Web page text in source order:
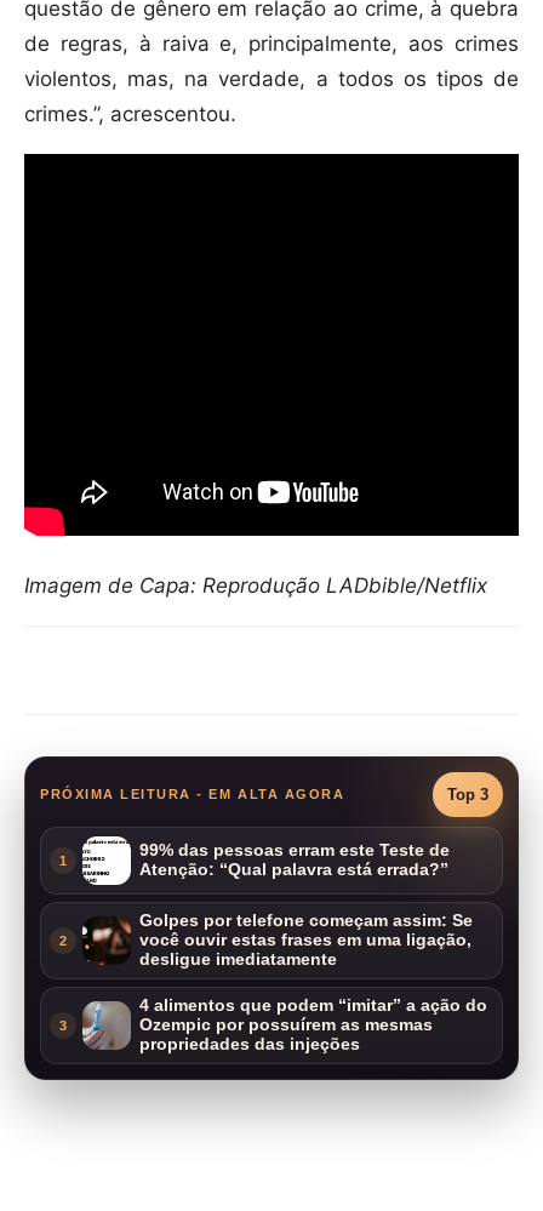
questão de gênero em relação ao crime, à quebra
de regras, à raiva e, principalmente, aos crimes
violentos, mas, na verdade, a todos os tipos de
crimes.”, acrescentou.
Imagem de Capa: Reprodução LADbible/Netflix
PRÓXIMA LEITURA - EM ALTA AGORA Top 3
1
99% das pessoas erram este Teste de
Atenção: “Qual palavra está errada?”
2
Golpes por telefone começam assim: Se
você ouvir estas frases em uma ligação,
desligue imediatamente
3
4 alimentos que podem “imitar” a ação do
Ozempic por possuírem as mesmas
propriedades das injeções